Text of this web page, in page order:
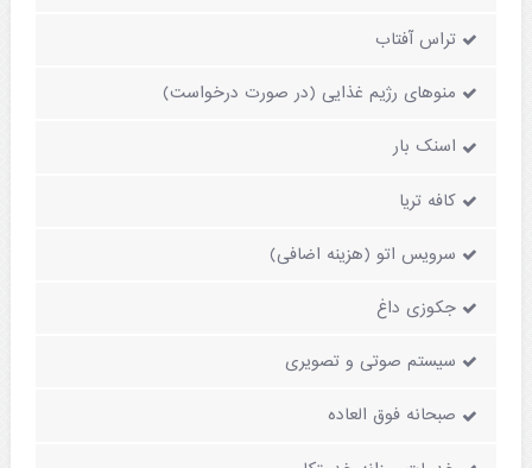
تراس آفتاب
منوهای رژیم غذایی (در صورت درخواست)
اسنک بار
کافه تریا
سرویس اتو (هزینه اضافی)
جکوزی داغ
سیستم صوتی و تصویری
صبحانه فوق العاده